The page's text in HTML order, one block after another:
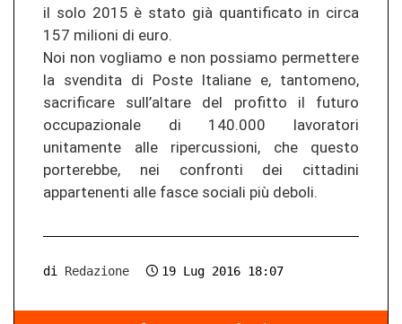
il solo 2015 è stato già quantificato in circa
157 milioni di euro.
Noi non vogliamo e non possiamo permettere
la svendita di Poste Italiane e, tantomeno,
sacrificare sull’altare del profitto il futuro
occupazionale di 140.000 lavoratori
unitamente alle ripercussioni, che questo
porterebbe, nei confronti dei cittadini
appartenenti alle fasce sociali più deboli.
di Redazione 19 Lug 2016 18:07